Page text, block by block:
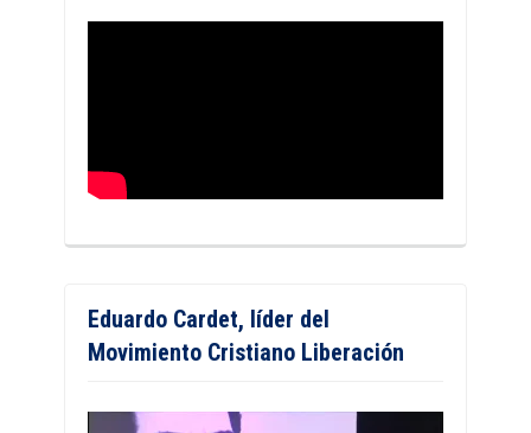
Eduardo Cardet, líder del
Movimiento Cristiano Liberación